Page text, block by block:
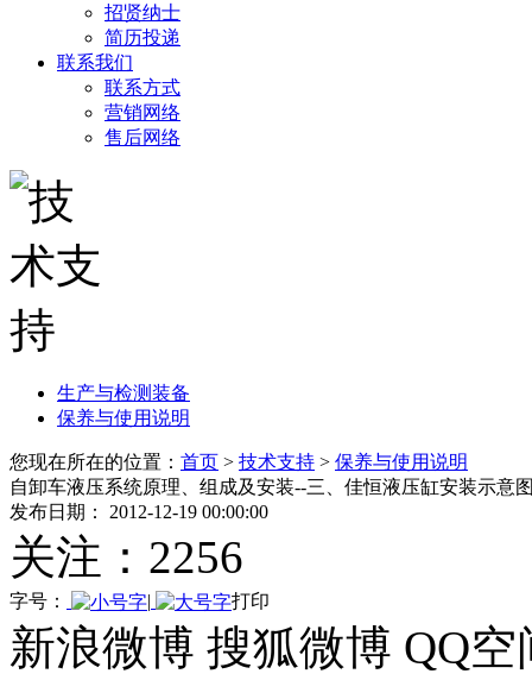
招贤纳士
简历投递
联系我们
联系方式
营销网络
售后网络
生产与检测装备
保养与使用说明
您现在所在的位置： 首页 > 技术支持 > 保养与使用说明
自卸车液压系统原理、组成及安装--三、佳恒液压缸安装示意
发布日期： 2012-12-19 00:00:00
关注： 2256
字号： | 打印
新浪微博 搜狐微博 QQ空